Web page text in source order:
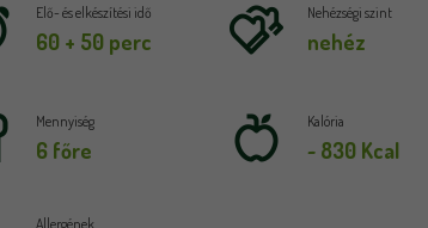
Elő- és elkészítési idő
60 + 50 perc
Nehézségi szint
nehéz
Mennyiség
6 főre
Kalória
~ 830 Kcal
Allergének